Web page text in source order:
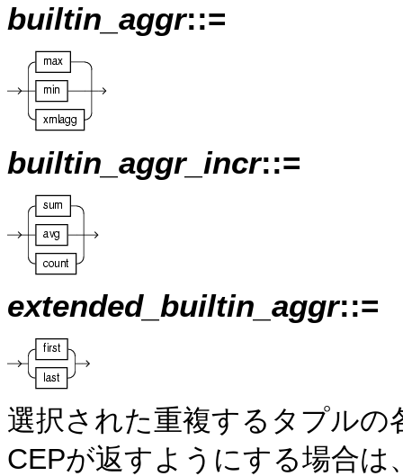
builtin_aggr::=
builtin_aggr_incr::=
extended_builtin_aggr::=
選択された重複するタプル
CEPが返すようにする場合は